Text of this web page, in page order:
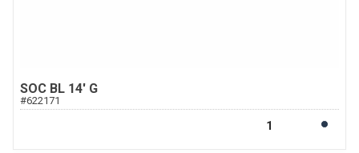
SOC BL 14' G
#622171